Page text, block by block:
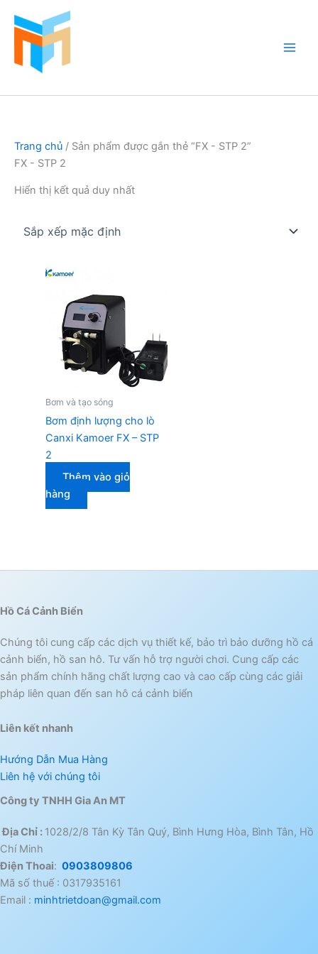
Trang chủ / Sản phẩm được gắn thẻ “FX - STP 2”
FX - STP 2
Hiển thị kết quả duy nhất
Bơm và tạo sóng
Bơm định lượng cho lò
Canxi Kamoer FX – STP
2
Thêm vào giỏ
hàng
Hồ Cá Cảnh Biển
Chúng tôi cung cấp các dịch vụ thiết kế, bảo trì bảo dưỡng hồ cá
cảnh biển, hồ san hô. Tư vấn hỗ trợ người chơi. Cung cấp các
sản phẩm chính hãng chất lượng cao và cao cấp cùng các giải
pháp liên quan đến san hô cá cảnh biển
Liên kết nhanh
Hướng Dẫn Mua Hàng
Liên hệ với chúng tôi
Công ty TNHH Gia An MT
Địa Chỉ : 1028/2/8 Tân Kỳ Tân Quý, Bình Hưng Hòa, Bình Tân, Hồ
Chí Minh
Điện Thoai: 0903809806
Mã số thuế : 0317935161
Email : minhtrietdoan@gmail.com